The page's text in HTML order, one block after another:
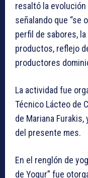
resaltó la
señalando que “se
perfil de sabores,
productos, reflejo
productores
La actividad fue
Técnico Lácteo de
de Mariana
del presente mes.
En el renglón de
de Yogur” fue